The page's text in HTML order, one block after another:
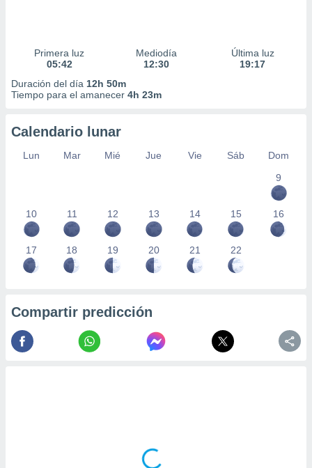
Primera luz
05:42
Mediodía
12:30
Última luz
19:17
Duración del día 12h 50m
Tiempo para el amanecer 4h 23m
Calendario lunar
Lun Mar Mié Jue Vie Sáb
Dom
9
10 11 12 13 14 15 16
17 18 19 20 21 22
Compartir predicción